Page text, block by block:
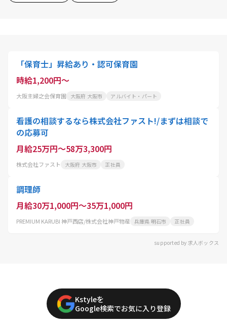
「保育士」昇給あり・認可保育園
時給1,200円～
大阪主婦之会保育園 大阪府 大阪市 アルバイト・パート
看護の相談するなら株式会社ファスト!/まずは相談で
の応募可
月給25万円～58万3,300円
株式会社ファスト 大阪府 大阪市 正社員
調理師
月給30万1,000円～35万1,000円
PREMIUM KARUBI 神戸西店/株式会社神戸物産 兵庫県 明石市 正社員
supported by 求人ボックス
Kstyleを
Google検索でお気に入り登録